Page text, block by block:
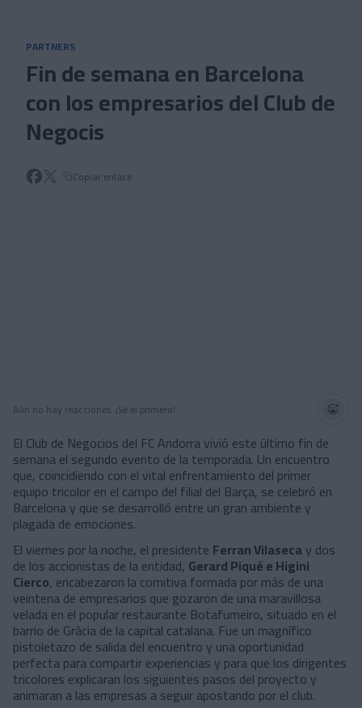
PARTNERS
Fin de semana en Barcelona
con los empresarios del Club de
Negocis
Copiar enlace
Aún no hay reacciones. ¡Sé el primero!
El Club de Negocios del FC Andorra vivió este último fin de
semana el segundo evento de la temporada. Un encuentro
que, coincidiendo con el vital enfrentamiento del primer
equipo tricolor en el campo del filial del Barça, se celebró en
Barcelona y que se desarrolló entre un gran ambiente y
plagada de emociones.
El viernes por la noche, el presidente Ferran Vilasecay dos
de los accionistas de la entidad, Gerard Piqué e Higini
Cierco, encabezaron la comitiva formada por más de una
veintena de empresarios que gozaron de una maravillosa
velada en el popular restaurante Botafumeiro, situado en el
barrio de Gràcia de la capital catalana. Fue un magnífico
pistoletazo de salida del encuentro y una oportunidad
perfecta para compartir experiencias y para que los dirigentes
tricolores explicaran los siguientes pasos del proyecto y
animaran a las empresas a seguir apostando por el club.